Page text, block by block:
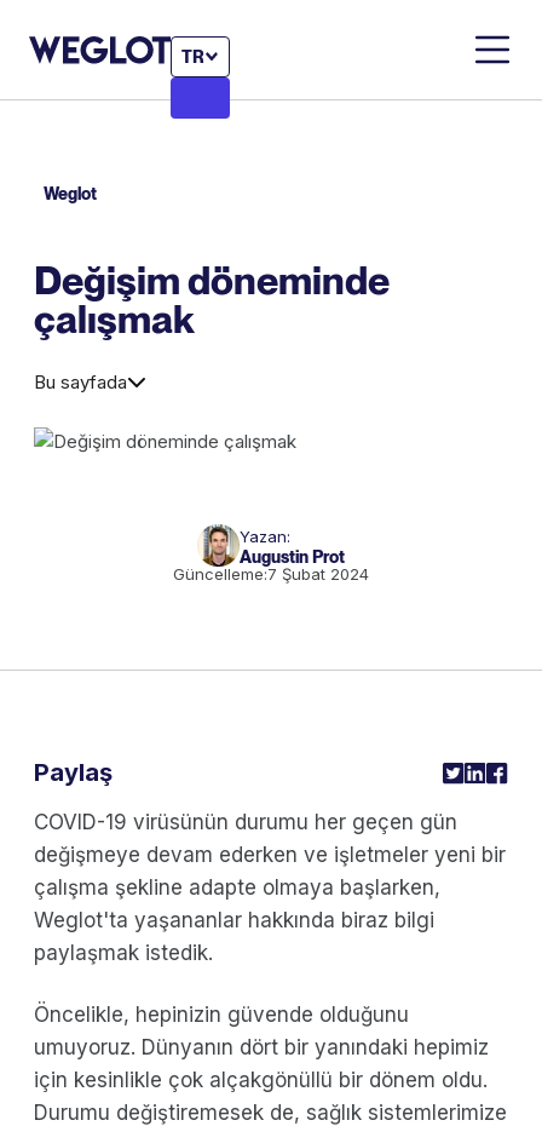
TR
Weglot
Değişim döneminde
çalışmak
Bu sayfada
Yazan:
Augustin Prot
Güncelleme:7 Şubat 2024
COVID-19 virüsünün durumu her geçen gün
değişmeye devam ederken ve işletmeler yeni bir
çalışma şekline adapte olmaya başlarken,
Weglot'ta yaşananlar hakkında biraz bilgi
paylaşmak istedik.
Öncelikle, hepinizin güvende olduğunu
umuyoruz. Dünyanın dört bir yanındaki hepimiz
için kesinlikle çok alçakgönüllü bir dönem oldu.
Durumu değiştiremesek de, sağlık sistemlerimize
Paylaş